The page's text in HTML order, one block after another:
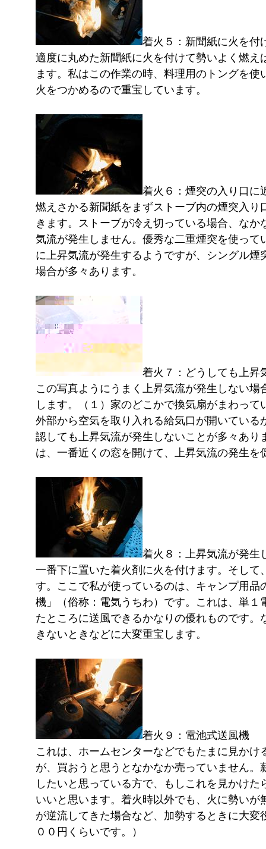
着火５：新聞紙に火を付
適度に丸めた新聞紙に火を付けて勢いよく燃え
ます。私はこの作業の時、料理用のトングを使
火をつかめるので重宝しています。
着火６：煙突の入り口に
燃えさかる新聞紙をまずストーブ内の煙突入り
きます。ストーブが冷え切っている場合、なか
気流が発生しません。優秀な二重煙突を使って
に上昇気流が発生するようですが、シングル煙
場合が多々あります。
着火７：どうしても上昇
この写真ようにうまく上昇気流が発生しない場
します。（１）家のどこかで換気扇がまわって
外部から空気を取り入れる給気口が開いている
認しても上昇気流が発生しないことが多々あり
は、一番近くの窓を開けて、上昇気流の発生を
着火８：上昇気流が発生
一番下に置いた着火剤に火を付けます。そして
す。ここで私が使っているのは、キャンプ用品
機」（俗称：電気うちわ）です。これは、単１
たところに送風できるかなりの優れものです。
きないときなどに大変重宝します。
着火９：電池式送風機
これは、ホームセンターなどでもたまに見かけ
が、買おうと思うとなかなか売っていません。
したいと思っている方で、もしこれを見かけた
いいと思います。着火時以外でも、火に勢いが
が逆流してきた場合など、加勢するときに大変
００円くらいです。）